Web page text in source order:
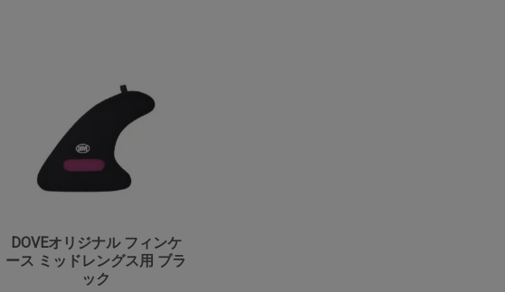
DOVEオリジナル フィンケ
ース ミッドレングス用 ブラ
ック